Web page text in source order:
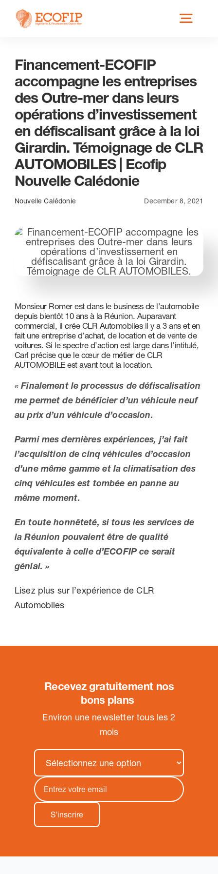
Skip
Qui est ECOFIP ?
Nos Services
Nos Implantations
Secteurs éligibles
Nous contacter
Financement-ECOFIP
accompagne les entreprises
des Outre-mer dans leurs
opérations d’investissement
en défiscalisant grâce à la loi
Girardin. Témoignage de CLR
AUTOMOBILES | Ecofip
Nouvelle Calédonie
Nouvelle Calédonie December 8, 2021
Monsieur Romer est dans le business de l’automobile
depuis bientôt 10 ans à la Réunion. Auparavant
commercial, il crée CLR Automobiles il y a 3 ans et en
fait une entreprise d’achat, de location et de vente de
voitures. Si le spectre d’action est large dans l’intitulé,
Carl précise que le cœur de métier de CLR
AUTOMOBILE est avant tout la location.
« Finalement le processus de défiscalisation
me permet de bénéficier d’un véhicule neuf
au prix d’un véhicule d’occasion.
Parmi mes dernières expériences, j’ai fait
l’acquisition de cinq véhicules d’occasion
d’une même gamme et la climatisation des
cinq véhicules est tombée en panne au
même moment.
En toute honnêteté, si tous les services de
la Réunion pouvaient être de qualité
équivalente à celle d’ECOFIP ce serait
génial. »
Lisez plus sur l’expérience de CLR
Automobiles
Recevez gratuitement nos
bons plans
Environ une newsletter tous les 2
mois